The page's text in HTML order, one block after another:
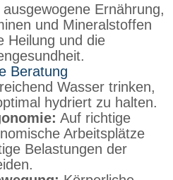
ausgewogene Ernährung,
und Mineralstoffen
Heilung und die
Beratung
Wasser trinken,
hydriert zu halten.
Auf richtige
Arbeitsplätze
Belastungen der